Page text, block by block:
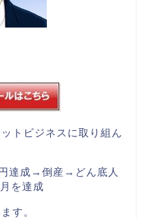
トビジネスに取り組ん
達成→倒産→どん底人
を達成
す。